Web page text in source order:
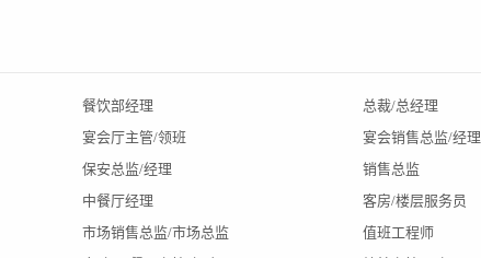
餐饮部经理 总裁/总经理
宴会厅主管/领班 宴会销售总监/经理
保安总监/经理 销售总监
中餐厅经理 客房/楼层服务员
市场销售总监/市场总监 值班工程师